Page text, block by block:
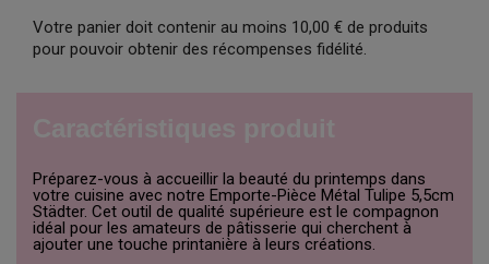
Votre panier doit contenir au moins 10,00 € de produits
pour pouvoir obtenir des récompenses fidélité.
Préparez-vous à accueillir la beauté du printemps dans
votre cuisine avec notre Emporte-Pièce Métal Tulipe 5,5cm
Städter. Cet outil de qualité supérieure est le compagnon
idéal pour les amateurs de pâtisserie qui cherchent à
ajouter une touche printanière à leurs créations.